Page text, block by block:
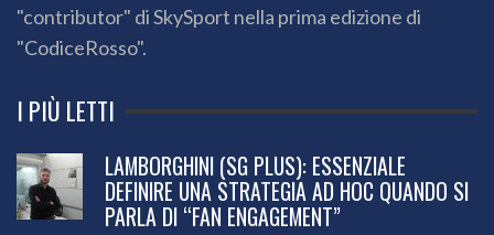
"contributor" di SkySport nella prima edizione di
"CodiceRosso".
I PIÙ LETTI
LAMBORGHINI (SG PLUS): ESSENZIALE
DEFINIRE UNA STRATEGIA AD HOC QUANDO SI
PARLA DI “FAN ENGAGEMENT”